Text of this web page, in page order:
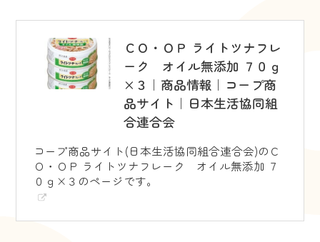
ＣＯ・ＯＰ ライトツナフレ
ーク オイル無添加 ７０ｇ
×３｜商品情報｜コープ商
品サイト｜日本生活協同組
合連合会
コープ商品サイト(日本生活協同組合連合会)のＣ
Ｏ・ＯＰ ライトツナフレーク オイル無添加 ７
０ｇ×３のページです。